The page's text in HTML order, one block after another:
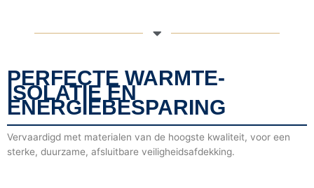
PERFECTE WARMTE-
ISOLATIE EN
ENERGIEBESPARING
Vervaardigd met materialen van de hoogste kwaliteit, voor een
sterke, duurzame, afsluitbare veiligheidsafdekking.